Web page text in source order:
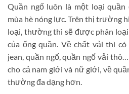
Quần ngố luôn là một loại
mùa hè nóng lực. Trên thị trường
loại, thường thì sẽ được phân
của ống quần. Về chất vải thì
jean, quần ngố, quần ngố vải
cho cả nam giới và nữ giới, về
thường đa dạng hơn.